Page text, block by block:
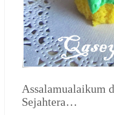
Assalamualaikum
Sejahtera…